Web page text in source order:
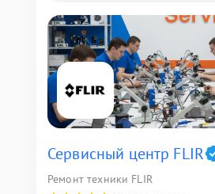
Сервисный центр FLIR
Ремонт техники FLIR